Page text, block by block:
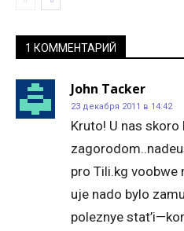
1 КОММЕНТАРИЙ
John Tacker
23 декабря 2011 в 14:42
Kruto! U nas skoro
pro Tili.kg voobwe
uje nado bylo
poleznye